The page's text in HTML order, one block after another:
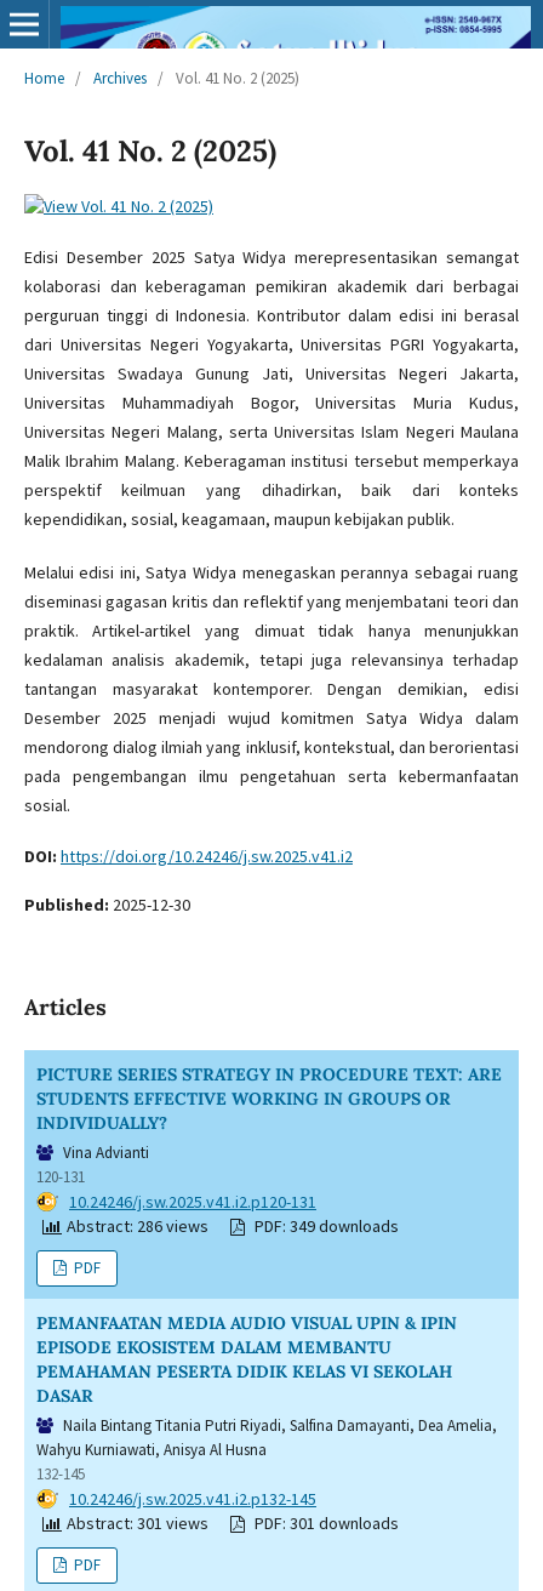
Home / Archives / Vol. 41 No. 2 (2025)
Vol. 41 No. 2 (2025)
Edisi Desember 2025 Satya Widya merepresentasikan semangat
kolaborasi dan keberagaman pemikiran akademik dari berbagai
perguruan tinggi di Indonesia. Kontributor dalam edisi ini berasal
dari Universitas Negeri Yogyakarta, Universitas PGRI Yogyakarta,
Universitas Swadaya Gunung Jati, Universitas Negeri Jakarta,
Universitas Muhammadiyah Bogor, Universitas Muria Kudus,
Universitas Negeri Malang, serta Universitas Islam Negeri Maulana
Malik Ibrahim Malang. Keberagaman institusi tersebut memperkaya
perspektif keilmuan yang dihadirkan, baik dari konteks
kependidikan, sosial, keagamaan, maupun kebijakan publik.
Melalui edisi ini, Satya Widya menegaskan perannya sebagai ruang
diseminasi gagasan kritis dan reflektif yang menjembatani teori dan
praktik. Artikel-artikel yang dimuat tidak hanya menunjukkan
kedalaman analisis akademik, tetapi juga relevansinya terhadap
tantangan masyarakat kontemporer. Dengan demikian, edisi
Desember 2025 menjadi wujud komitmen Satya Widya dalam
mendorong dialog ilmiah yang inklusif, kontekstual, dan berorientasi
pada pengembangan ilmu pengetahuan serta kebermanfaatan
sosial.
DOI: https://doi.org/10.24246/j.sw.2025.v41.i2
Published: 2025-12-30
Articles
PICTURE SERIES STRATEGY IN PROCEDURE TEXT: ARE
STUDENTS EFFECTIVE WORKING IN GROUPS OR
INDIVIDUALLY?
Vina Advianti
120-131
DOI: 10.24246/j.sw.2025.v41.i2.p120-131
Abstract: 286 views
PDF: 349 downloads
PDF
PEMANFAATAN MEDIA AUDIO VISUAL UPIN & IPIN
EPISODE EKOSISTEM DALAM MEMBANTU
PEMAHAMAN PESERTA DIDIK KELAS VI SEKOLAH
DASAR
Naila Bintang Titania Putri Riyadi, Salfina Damayanti, Dea Amelia,
Wahyu Kurniawati, Anisya Al Husna
132-145
DOI: 10.24246/j.sw.2025.v41.i2.p132-145
Abstract: 301 views
PDF: 301 downloads
PDF